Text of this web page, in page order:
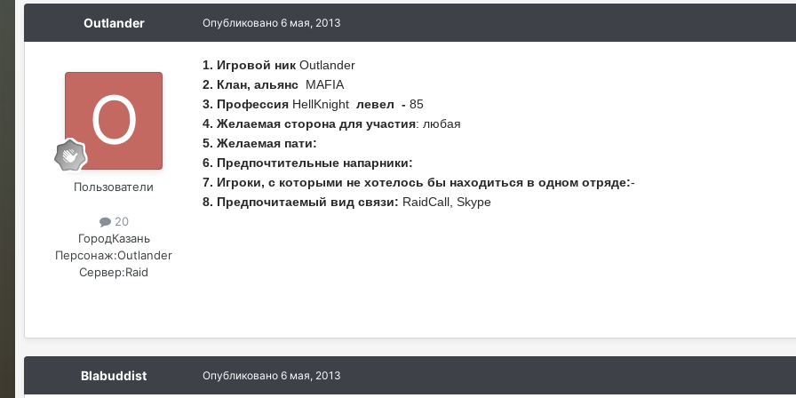
Outlander
Пользователи
20
ГородКазань
Персонаж:Outlander
Сервер:Raid
Опубликовано 6 мая, 2013
1. Игровой ник Outlander
2. Клан, альянс MAFIA
3. Профессия HellKnight левел - 85
4. Желаемая сторона для участия: любая
5. Желаемая пати:
6. Предпочтительные напарники:
7. Игроки, с которыми не хотелось бы находиться в одном отряде:-
8. Предпочитаемый вид связи: RaidCall , Skype
Blabuddist Опубликовано 6 мая, 2013